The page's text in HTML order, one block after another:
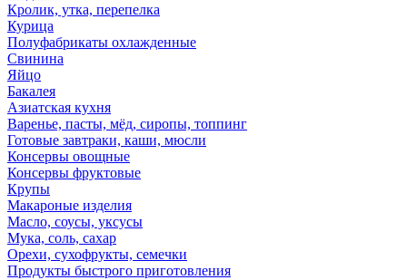
Кролик, утка, перепелка
Курица
Полуфабрикаты охлажденные
Свинина
Яйцо
Бакалея
Азиатская кухня
Варенье, пасты, мёд, сиропы, топпинг
Готовые завтраки, каши, мюсли
Консервы овощные
Консервы фруктовые
Крупы
Макароные изделия
Масло, соусы, уксусы
Мука, соль, сахар
Орехи, сухофрукты, семечки
Продукты быстрого приготовления